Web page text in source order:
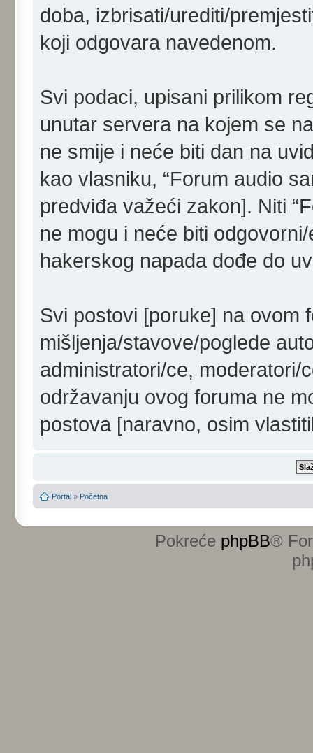
doba, izbrisati/urediti/
koji odgovara navedenom.
Svi podaci, upisani prilikom
unutar servera na kojem se
ne smije i neće biti dan na
kao vlasniku, “Forum audio
predviđa važeći zakon]. Niti
ne mogu i neće biti
hakerskog napada dođe do
Svi postovi [poruke] na ovom
mišljenja/stavove/poglede
administratori/ce, moderatori/
održavanju ovog foruma ne
postova [naravno, osim
Portal » Početna
Pokreće phpBB®